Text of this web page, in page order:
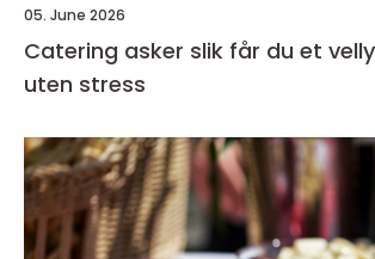
05. June 2026
Catering asker slik får du et vellykket selskap
uten stress